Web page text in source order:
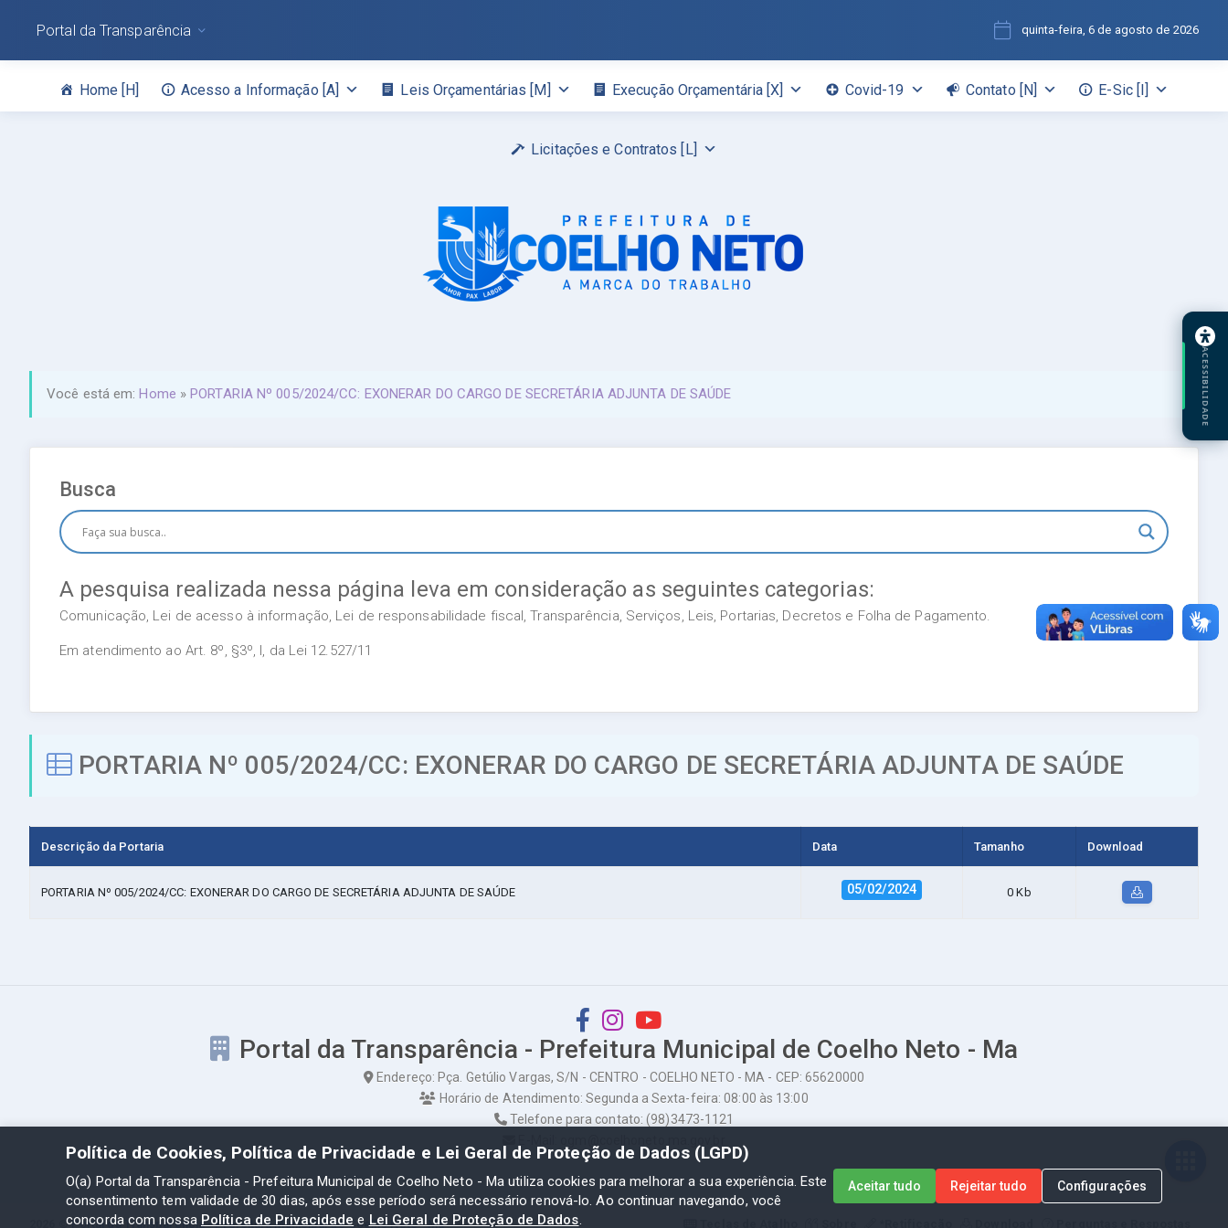
Home [H] Acesso a Informação [A] Leis Orçamentárias [M] Execução Orçamentária [X] Covid-19 Contato [N] E-Sic [I]
Licitações e Contratos [L]
Portal da Transparência quinta-feira, 6 de agosto de 2026
Você está em:Home »PORTARIA Nº 005/2024/CC: EXONERAR DO CARGO DE SECRETÁRIA ADJUNTA DE SAÚDE
Busca
A pesquisa realizada nessa página leva em consideração as seguintes categorias:
Comunicação, Lei de acesso à informação, Lei de responsabilidade fiscal, Transparência, Serviços, Leis, Portarias, Decretos e Folha de Pagamento.
Em atendimento ao Art. 8º, §3º, I, da Lei 12.527/11
PORTARIA Nº 005/2024/CC: EXONERAR DO CARGO DE SECRETÁRIA ADJUNTA DE SAÚDE
Descrição da Portaria Data Tamanho Download
PORTARIA Nº 005/2024/CC: EXONERAR DO CARGO DE SECRETÁRIA ADJUNTA DE SAÚDE 05/02/2024 0 Kb
Portal da Transparência - Prefeitura Municipal de Coelho Neto - Ma
Endereço: Pça. Getúlio Vargas, S/N - CENTRO - COELHO NETO - MA - CEP: 65620000
Horário de Atendimento: Segunda a Sexta-feira: 08:00 às 13:00
Telefone para contato: (98)3473-1121
2026 ©Portal da Transparência - Prefeitura Municipal de Coelho Neto - Ma
ACESSIBILIDADE
Política de Cookies, Política de Privacidade e Lei Geral de Proteção de Dados (LGPD)
O(a) Portal da Transparência - Prefeitura Municipal de Coelho Neto - Ma utiliza cookies para melhorar a sua experiência. Este
consentimento tem validade de 30 dias, após esse período será necessário renová-lo. Ao continuar navegando, você
concorda com nossa Política de Privacidade e Lei Geral de Proteção de Dados.
Aceitar tudo Rejeitar tudo Configurações